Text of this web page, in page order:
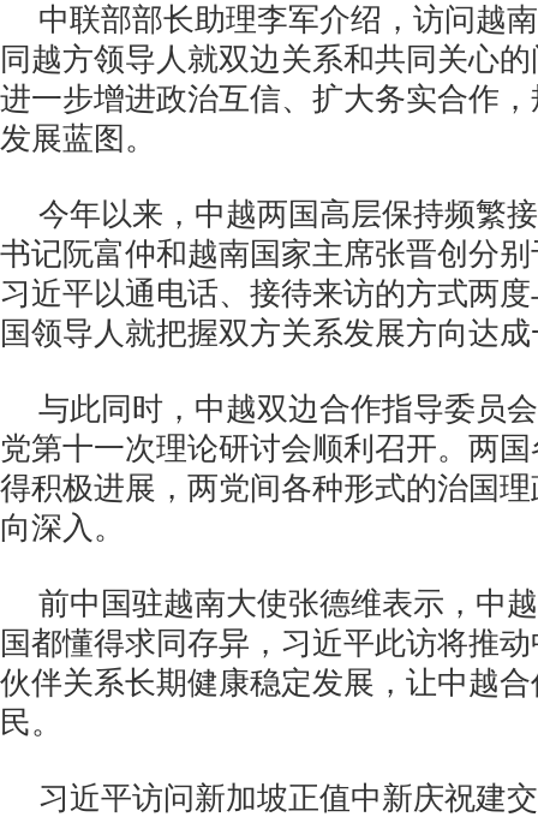
中联部部长助理李军介绍，访问越
同越方领导人就双边关系和共同关心
进一步增进政治互信、扩大务实合作
发展蓝图。
今年以来，中越两国高层保持频繁
书记阮富仲和越南国家主席张晋创分
习近平以通电话、接待来访的方式两
国领导人就把握双方关系发展方向达
与此同时，中越双边合作指导委员
党第十一次理论研讨会顺利召开。两
得积极进展，两党间各种形式的治国
向深入。
前中国驻越南大使张德维表示，中
国都懂得求同存异，习近平此访将推
伙伴关系长期健康稳定发展，让中越
民。
习近平访问新加坡正值中新庆祝建